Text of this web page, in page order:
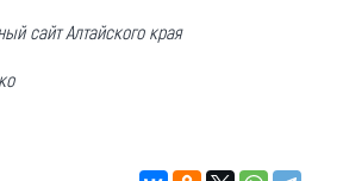
сайт Алтайского края